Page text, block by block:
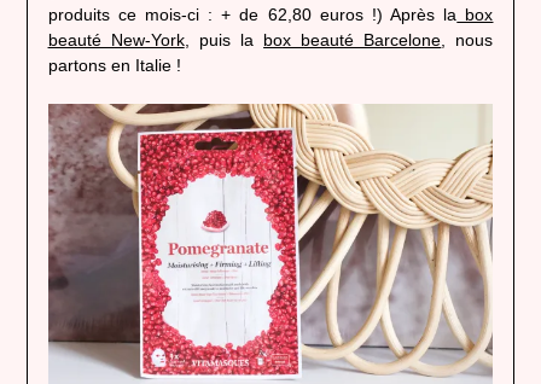
produits ce mois-ci : + de 62,80 euros !) Après la box
beauté New-York, puis la box beauté Barcelone , nous
partons en Italie !